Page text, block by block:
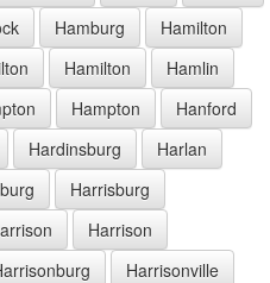
Hamburg
Hamilton
Hamilton
Hamlin
Hampton
Hanford
Hardinsburg
Harlan
Harrisburg
Harrison
Harrisonville